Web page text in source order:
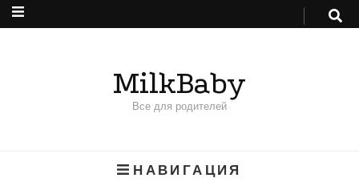
MilkBaby
Все для родителей
НАВИГАЦИЯ